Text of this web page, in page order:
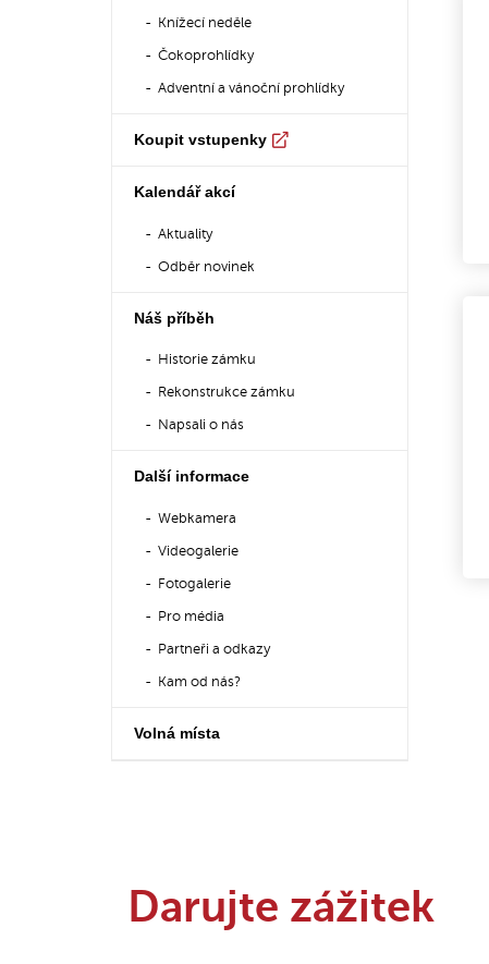
Knížecí neděle
Čokoprohlídky
Adventní a vánoční prohlídky
Koupit vstupenky
Kalendář akcí
Aktuality
Odběr novinek
Náš příběh
Historie zámku
Rekonstrukce zámku
Napsali o nás
Další informace
Webkamera
Videogalerie
Fotogalerie
Pro média
Partneři a odkazy
Kam od nás?
Volná místa
Darujte zážitek